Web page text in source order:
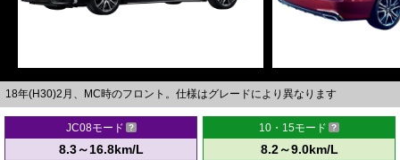
18年(H30)2月、MC時のフロント。仕様はグレードにより異なります
JC08モード
8.3～16.8km/L
10・15モード
8.2～9.0km/L